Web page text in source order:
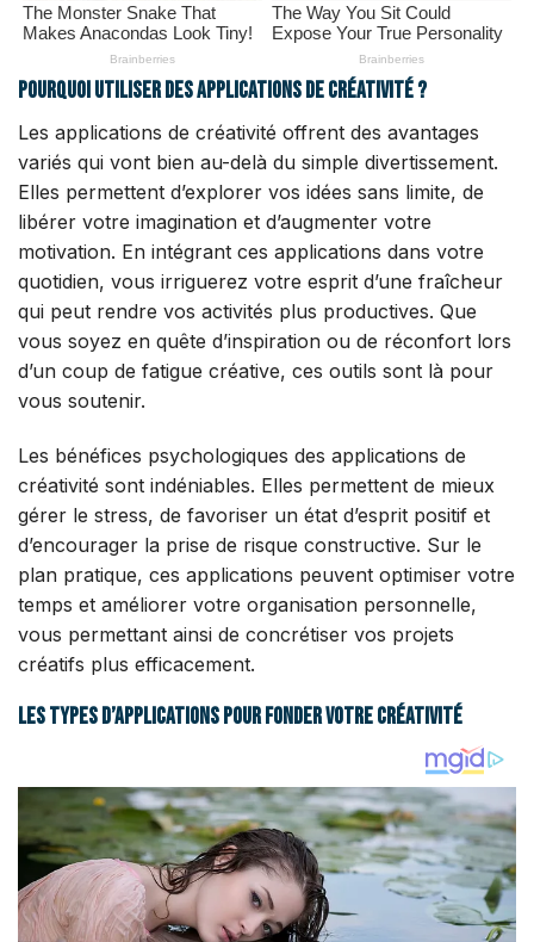
Pourquoi utiliser des applications de créativité ?
Les applications de créativité offrent des avantages
variés qui vont bien au-delà du simple divertissement.
Elles permettent d’explorer vos idées sans limite, de
libérer votre imagination et d’augmenter votre
motivation. En intégrant ces applications dans votre
quotidien, vous irriguerez votre esprit d’une fraîcheur
qui peut rendre vos activités plus productives. Que
vous soyez en quête d’inspiration ou de réconfort lors
d’un coup de fatigue créative, ces outils sont là pour
vous soutenir.
Les bénéfices psychologiques des applications de
créativité sont indéniables. Elles permettent de mieux
gérer le stress, de favoriser un état d’esprit positif et
d’encourager la prise de risque constructive. Sur le
plan pratique, ces applications peuvent optimiser votre
temps et améliorer votre organisation personnelle,
vous permettant ainsi de concrétiser vos projets
créatifs plus efficacement.
Les types d’applications pour fonder votre créativité